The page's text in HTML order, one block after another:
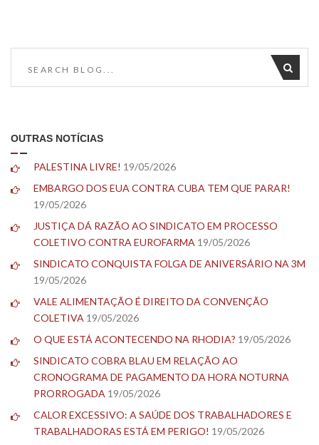
OUTRAS NOTÍCIAS
PALESTINA LIVRE! 19/05/2026
EMBARGO DOS EUA CONTRA CUBA TEM QUE PARAR!
19/05/2026
JUSTIÇA DÁ RAZÃO AO SINDICATO EM PROCESSO
COLETIVO CONTRA EUROFARMA 19/05/2026
SINDICATO CONQUISTA FOLGA DE ANIVERSÁRIO NA 3M
19/05/2026
VALE ALIMENTAÇÃO É DIREITO DA CONVENÇÃO
COLETIVA 19/05/2026
O QUE ESTÁ ACONTECENDO NA RHODIA? 19/05/2026
SINDICATO COBRA BLAU EM RELAÇÃO AO
CRONOGRAMA DE PAGAMENTO DA HORA NOTURNA
PRORROGADA 19/05/2026
CALOR EXCESSIVO: A SAÚDE DOS TRABALHADORES E
TRABALHADORAS ESTÁ EM PERIGO! 19/05/2026